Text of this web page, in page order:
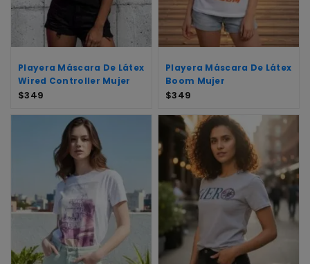
Playera Máscara De Látex
Wired Controller Mujer
$349
Playera Máscara De Látex
Boom Mujer
$349